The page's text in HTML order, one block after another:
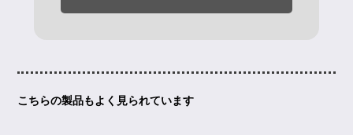
こちらの製品もよく見られています